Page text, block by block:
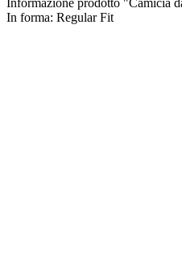
In forma: Regular Fit